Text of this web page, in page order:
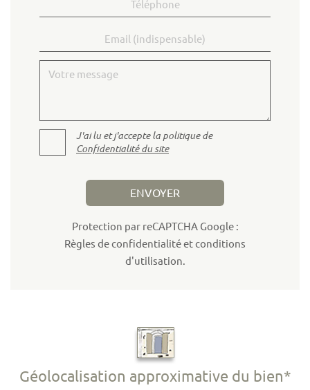
Votre message
J'ai lu et j'accepte la politique de
Confidentialité du site
ENVOYER
Protection par reCAPTCHA Google :
Règles de confidentialitéetconditions
d'utilisation.
Géolocalisation approximative du bien*